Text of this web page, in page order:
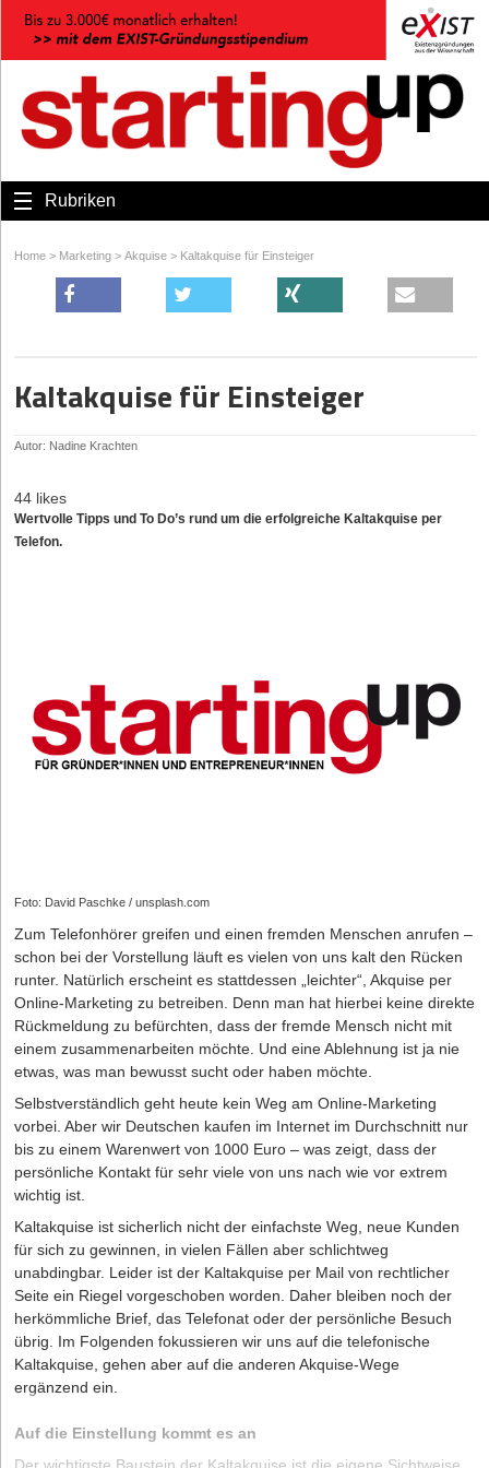
Rubriken
Home > Marketing > Akquise > Kaltakquise für Einsteiger
Kaltakquise für Einsteiger
Autor: Nadine Krachten
44 likes
Wertvolle Tipps und To Do’s rund um die erfolgreiche Kaltakquise per
Telefon.
Foto: David Paschke / unsplash.com
Zum Telefonhörer greifen und einen fremden Menschen anrufen –
schon bei der Vorstellung läuft es vielen von uns kalt den Rücken
runter. Natürlich erscheint es stattdessen „leichter“, Akquise per
Online-Marketing zu betreiben. Denn man hat hierbei keine direkte
Rückmeldung zu befürchten, dass der fremde Mensch nicht mit
einem zusammenarbeiten möchte. Und eine Ablehnung ist ja nie
etwas, was man bewusst sucht oder haben möchte.
Selbstverständlich geht heute kein Weg am Online-Marketing
vorbei. Aber wir Deutschen kaufen im Internet im Durchschnitt nur
bis zu einem Warenwert von 1000 Euro – was zeigt, dass der
persönliche Kontakt für sehr viele von uns nach wie vor extrem
wichtig ist.
Kaltakquise ist sicherlich nicht der einfachste Weg, neue Kunden
für sich zu gewinnen, in vielen Fällen aber schlichtweg
unabdingbar. Leider ist der Kaltakquise per Mail von rechtlicher
Seite ein Riegel vorgeschoben worden. Daher bleiben noch der
herkömmliche Brief, das Telefonat oder der persönliche Besuch
übrig. Im Folgenden fokussieren wir uns auf die telefonische
Kaltakquise, gehen aber auf die anderen Akquise-Wege
ergänzend ein.
Auf die Einstellung kommt es an